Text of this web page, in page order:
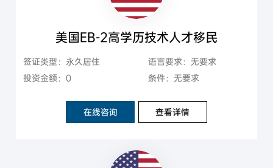
美国EB-2高学历技术人才移民
签证类型：永久居住
语言要求：无要求
投资金额：0
条件：无要求
在线咨询 查看详情